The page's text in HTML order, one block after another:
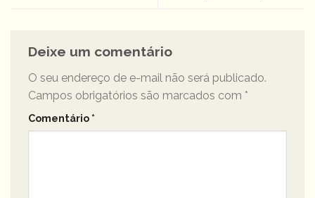
Deixe um comentário
O seu endereço de e-mail não será publicado.
Campos obrigatórios são marcados com *
Comentário *